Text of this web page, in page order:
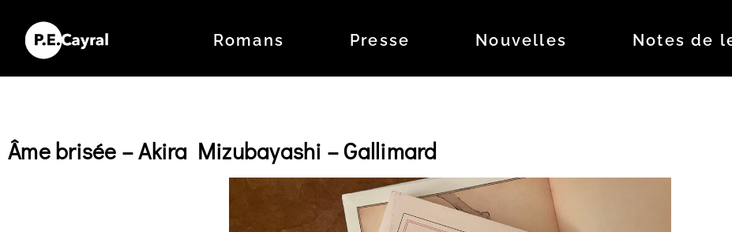
Romans Presse Nouvelles Notes de
Âme brisée – Akira Mizubayashi – Gallimard